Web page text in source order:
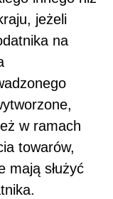
jeżeli
na
w ramach
towarów,
mają służyć